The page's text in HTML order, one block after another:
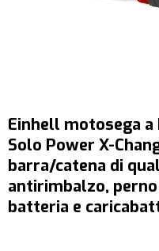
Einhell motosega a
Solo Power X-
barra/catena di
antirimbalzo,
batteria e